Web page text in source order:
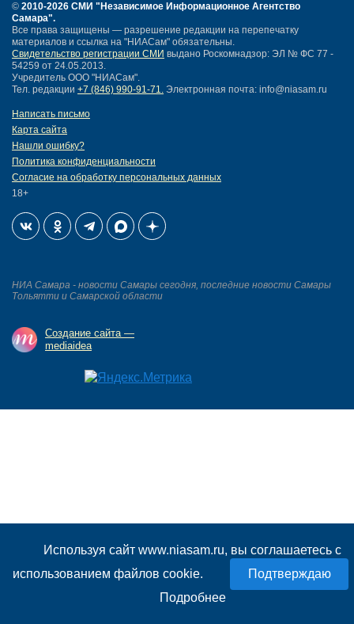
Используя сайт www.niasam.ru, вы соглашаетесь с
использованием файлов cookie.
Подробнее
© 2010-2026 СМИ "Независимое Информационное Агентство
Самара".
Все права защищены — разрешение редакции на перепечатку
материалов и ссылка на "НИАСам" обязательны.
Свидетельство регистрации СМИ выдано Роскомнадзор: ЭЛ № ФС 77 -
54259 от 24.05.2013.
Учредитель ООО "НИАСам".
Тел. редакции +7 (846) 990-91-71. Электронная почта: info@niasam.ru
Написать письмо
Карта сайта
Нашли ошибку?
Политика конфиденциальности
Согласие на обработку персональных данных
18+
НИА Самара - новости Самары сегодня, последние новости Самары
Тольятти и Самарской области
Создание сайта —
mediaidea